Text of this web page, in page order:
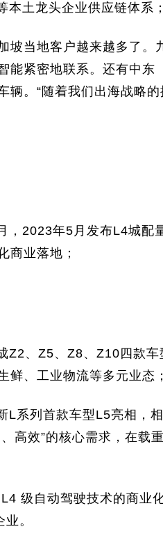
本土龙头企业供应链体系
坡当地客户越来越多了
能紧密地联系。还有中
辆。“随着我们出海战略
，2023年5月发布L4城配
商业落地；
Z2、Z5、Z8、Z10四款
鲜、工业物流等多元业态
L系列首款车型L5亮相，
高效”的核心需求，在
级自动驾驶技术的商业
。